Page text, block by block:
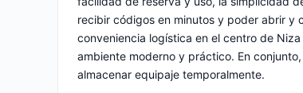
recibir códigos en minutos y poder abrir y
conveniencia logística en el centro de
ambiente moderno y práctico. En
almacenar equipaje temporalmente.